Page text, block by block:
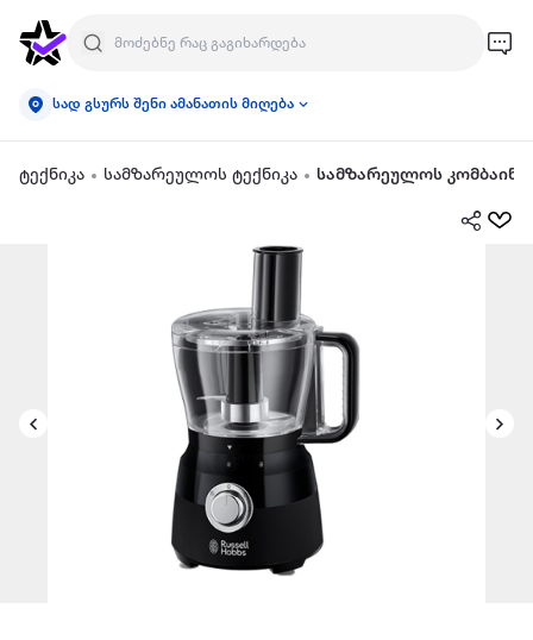
სად გსურს შენი ამანათის მიღება
ტექნიკა სამზარეულოს ტექნიკა სამზარეულოს კომბაინი